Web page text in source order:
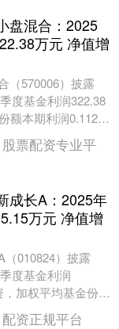
盘混合：2025
万元 净值增
（570006）披露
度基金利润322.38
额本期利润0.1121
值增长率为....
股票配资专业平
成长A：2025年
万元 净值增
010824）披露
度基金利润
加权平均基金份额
告期内，基金净....
配资正规平台